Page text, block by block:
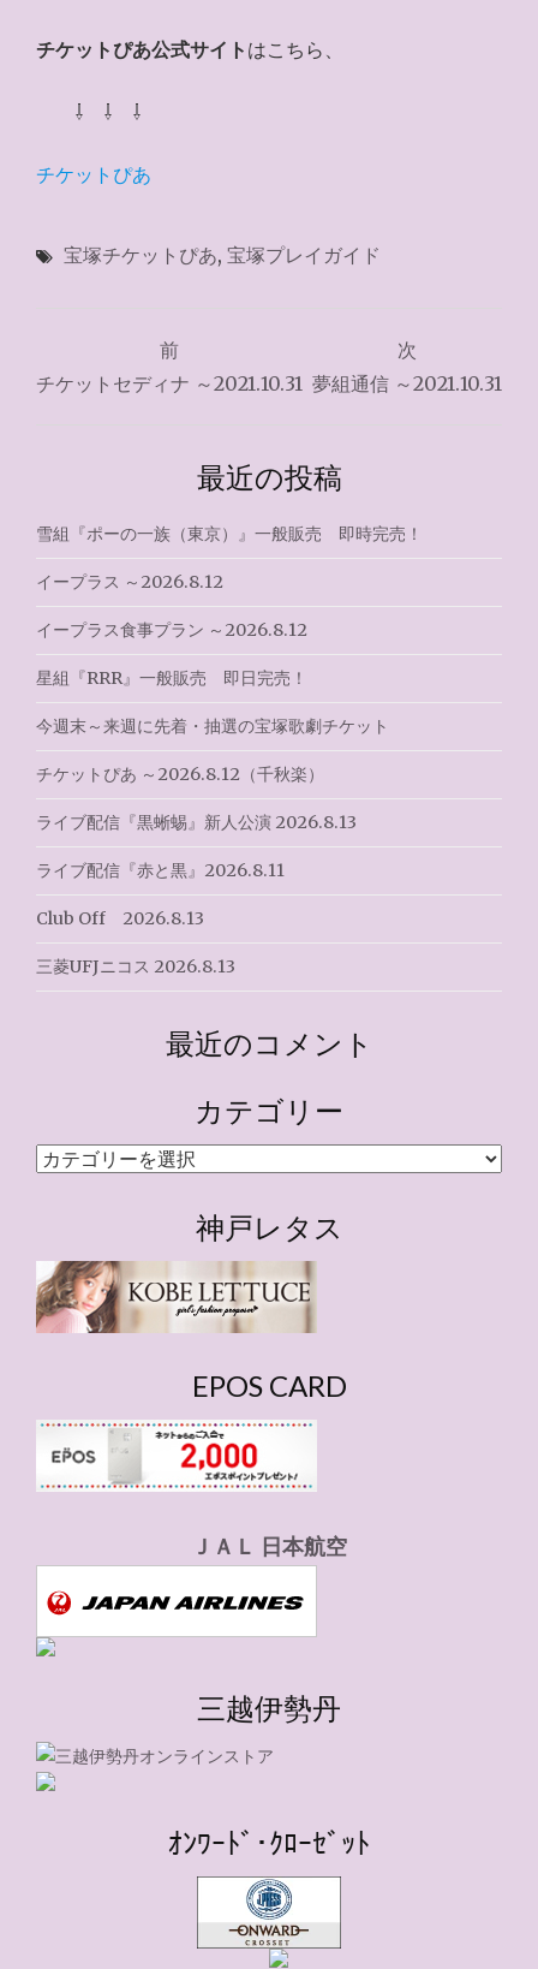
チケットぴあ公式サイト はこちら、
⇩ ⇩ ⇩
チケットぴあ
宝塚チケットぴあ, 宝塚プレイガイド
稿
ゲ
ー
シ
ョ
ン
前
チケットセディナ ～2021.10.31
次
夢組通信 ～2021.10.31
最近の投稿
雪組『ポーの一族（東京）』一般販売 即時完売！
イープラス ～2026.8.12
イープラス食事プラン ～2026.8.12
星組『RRR』一般販売 即日完売！
今週末～来週に先着・抽選の宝塚歌劇チケット
チケットぴあ ～2026.8.12（千秋楽）
ライブ配信『黒蜥蜴』新人公演 2026.8.13
ライブ配信『赤と黒』2026.8.11
Club Off 2026.8.13
三菱UFJニコス 2026.8.13
最近のコメント
カテゴリー
カ
ー
神戸レタス
EPOS CARD
ＪＡＬ 日本航空
三越伊勢丹
ｵﾝﾜｰﾄﾞ･ｸﾛｰｾﾞｯﾄ